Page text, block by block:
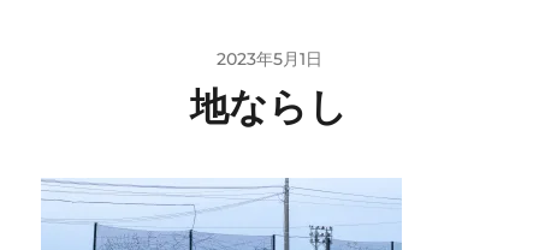
2023年5月1日
地ならし